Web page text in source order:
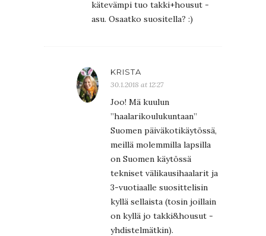
kätevämpi tuo takki+housut -
asu. Osaatko suositella? :)
KRISTA
30.1.2018 at 12:27
Joo! Mä kuulun
”haalarikoulukuntaan”
Suomen päiväkotikäytössä,
meillä molemmilla lapsilla
on Suomen käytössä
tekniset välikausihaalarit ja
3-vuotiaalle suosittelisin
kyllä sellaista (tosin joillain
on kyllä jo takki&housut -
yhdistelmätkin).